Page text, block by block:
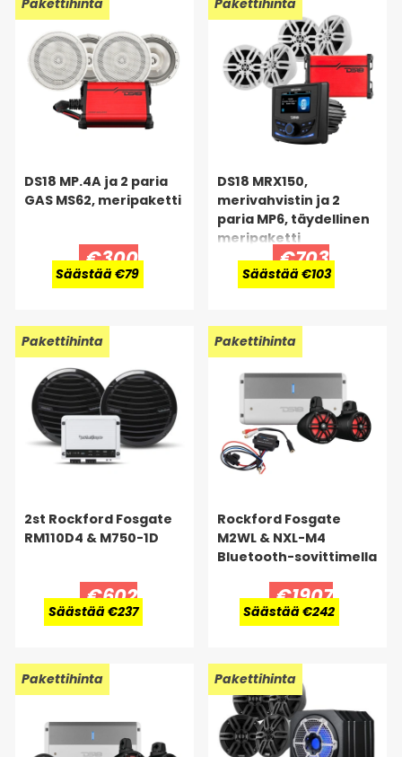
Pakettihinta
DS18 MP.4A ja 2 paria
GAS MS62, meripaketti
€300
Säästää €79
Pakettihinta
DS18 MRX150,
merivahvistin ja 2
paria MP6, täydellinen
meripaketti
€703
Säästää €103
Pakettihinta
2st Rockford Fosgate
RM110D4 & M750-1D
€602
Säästää €237
Pakettihinta
Rockford Fosgate
M2WL & NXL-M4
Bluetooth-sovittimella
€1907
Säästää €242
Pakettihinta Pakettihinta